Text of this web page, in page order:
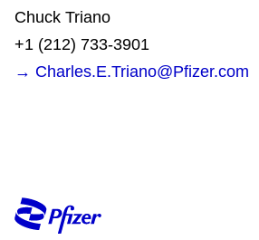
Chuck Triano
+1 (212) 733-3901
→ Charles.E.Triano@Pfizer.com​​​​​​​